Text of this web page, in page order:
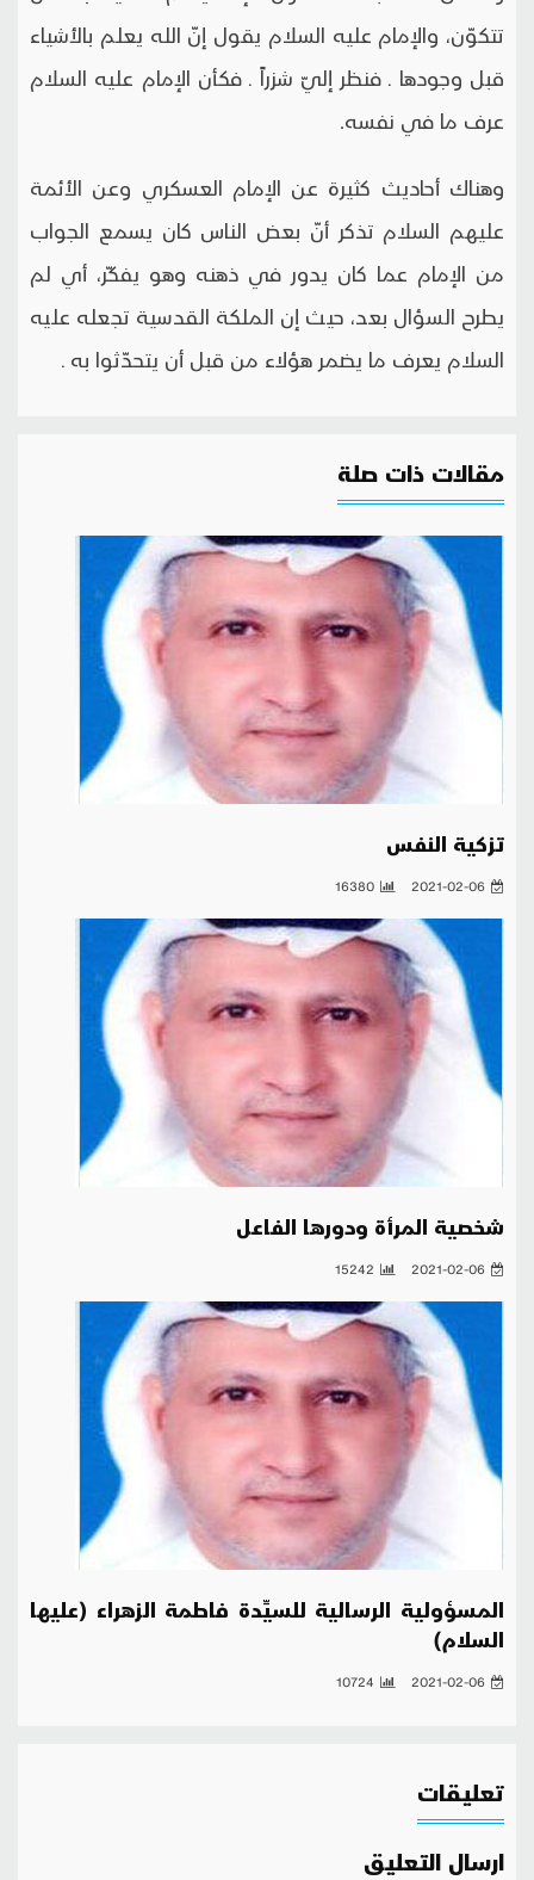
تتكوّن، والإمام عليه السلام يقول إنّ الله يعلم بالأشياء
قبل وجودها ـ فنظر إليّ شزراً ـ فكأن الإمام عليه السلام
عرف ما في نفسه.
وهناك أحاديث كثيرة عن الإمام العسكري وعن الأئمة
عليهم السلام تذكر أنّ بعض الناس كان يسمع الجواب
من الإمام عما كان يدور في ذهنه وهو يفكّر، أي لم
يطرح السؤال بعد، حيث إن الملكة القدسية تجعله عليه
السلام يعرف ما يضمر هؤلاء من قبل أن يتحدّثوا به ـ
مقالات ذات صلة
تزكية النفس
2021-02-06
16380
شخصية المرأة ودورها الفاعل
2021-02-06
15242
المسؤولية الرسالية للسيِّدة فاطمة الزهراء (عليها
السلام)
2021-02-06
10724
تعليقات
ارسال التعليق